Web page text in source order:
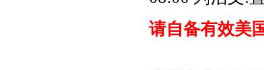
请自备有效美